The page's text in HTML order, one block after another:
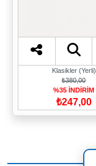
Klasikler (Yerli)
₺380,00
%35 İNDİRİM
₺247,00